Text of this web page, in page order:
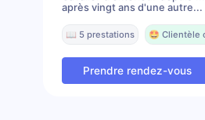
après vingt ans d'une autre...
📖 5 prestations 🤩 Clientèle
Prendre rendez-vous